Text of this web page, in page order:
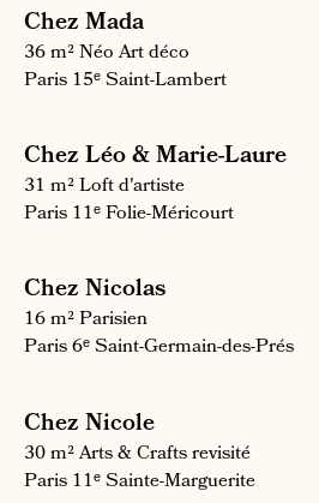
Chez Mada
36 m²Néo Art déco
Paris 15ᵉSaint-Lambert
Chez Léo & Marie-Laure
31 m²Loft d'artiste
Paris 11ᵉFolie-Méricourt
Chez Nicolas
16 m²Parisien
Paris 6ᵉSaint-Germain-des-Prés
Chez Nicole
30 m²Arts & Crafts revisité
Paris 11ᵉSainte-Marguerite